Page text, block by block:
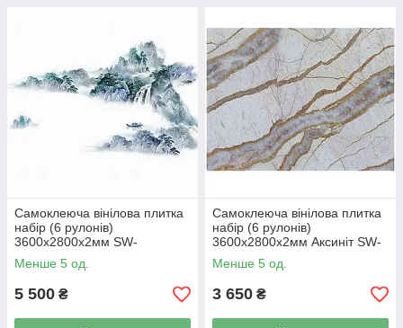
Самоклеюча вінілова плитка
набір (6 рулонів)
3600х2800х2мм SW-
00001787
Менше 5 од.
5 500 ₴
Самоклеюча вінілова плитка
набір (6 рулонів)
3600х2800х2мм Аксиніт SW-
00001456
Менше 5 од.
3 650 ₴